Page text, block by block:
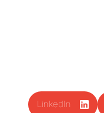
LinkedIn